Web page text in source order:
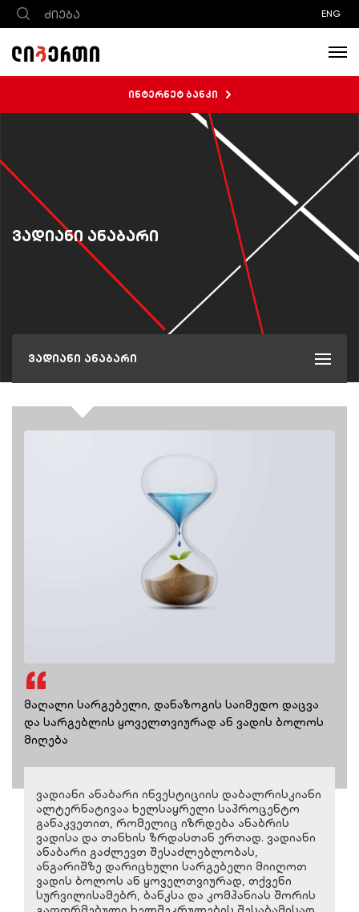
ENG
ინტერნეტ ბანკი
ვადიანი ანაბარი
ვადიანი ანაბარი
მაღალი სარგებელი, დანაზოგის საიმედო დაცვა
და სარგებლის ყოველთვიურად ან ვადის ბოლოს
მიღება
ვადიანი ანაბარი ინვესტიციის დაბალრისკიანი
ალტერნატივაა ხელსაყრელი საპროცენტო
განაკვეთით, რომელიც იზრდება ანაბრის
ვადისა და თანხის ზრდასთან ერთად. ვადიანი
ანაბარი გაძლევთ შესაძლებლობას,
ანგარიშზე დარიცხული სარგებელი მიიღოთ
ვადის ბოლოს ან ყოველთვიურად, თქვენი
სურვილისამებრ, ბანკსა და კომპანიას შორის